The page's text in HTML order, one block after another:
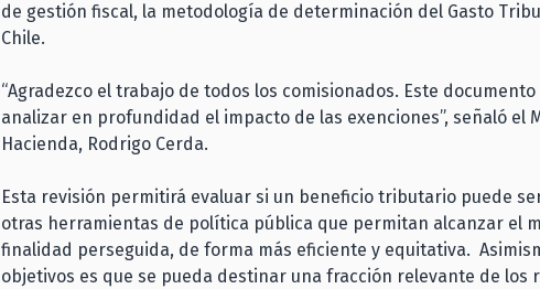
de gestión fiscal, la metodología de determinación del Gasto
Chile.
“Agradezco el trabajo de todos los comisionados. Este
analizar en profundidad el impacto de las exenciones”, señaló el
Hacienda, Rodrigo Cerda.
Esta revisión permitirá evaluar si un beneficio tributario puede
otras herramientas de política pública que permitan alcanzar el
finalidad perseguida, de forma más eficiente y equitativa.
objetivos es que se pueda destinar una fracción relevante de los